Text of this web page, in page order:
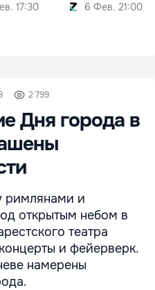
17:30
6 Фев. 21:00
2 799
Дня города в
римлянами и
открытым небом в
театра
и фейерверк.
намерены